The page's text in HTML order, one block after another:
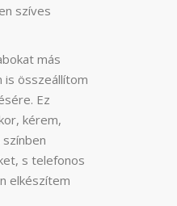
szíves
más
is összeállítom
Ez
kérem,
s telefonos
elkészítem